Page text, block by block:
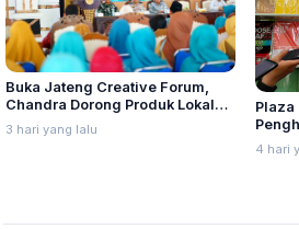
Buka Jateng Creative Forum,
Chandra Dorong Produk Lokal
Pati Naik Kelas
3 hari yang lalu
Plaza
4 hari